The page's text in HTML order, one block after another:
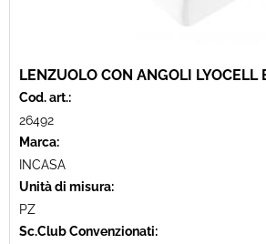
LENZUOLO CON ANGOLI LYOCELL
Cod. art.:
26492
Marca:
INCASA
Unità di misura:
PZ
Sc.Club Convenzionati: